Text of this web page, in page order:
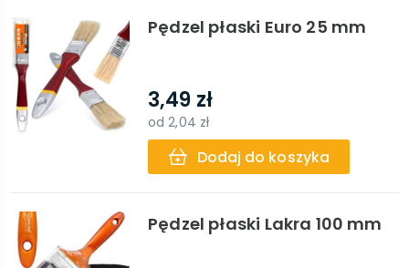
Pędzel płaski Euro 25 mm
3,49 zł
od2,04 zł
Dodaj do koszyka
Pędzel płaski Lakra 100 mm